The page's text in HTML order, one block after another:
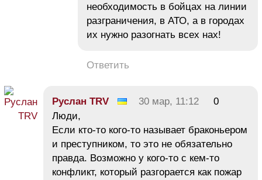
необходимость в бойцах на линии
разграничения, в АТО, а в городах
их нужно разогнать всех нах!
Ответить
Руслан TRV 30 мар, 11:12
0
Люди,
Если кто-то кого-то называет браконьером
и преступником, то это не обязательно
правда. Возможно у кого-то с кем-то
конфликт, который разгорается как пожар